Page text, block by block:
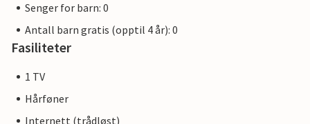
Senger for barn: 0
Antall barn gratis (opptil 4 år): 0
Fasiliteter
1 TV
Hårføner
Internett (trådløst)